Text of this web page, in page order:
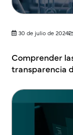
30 de julio de 2024
Comprender
transparencia